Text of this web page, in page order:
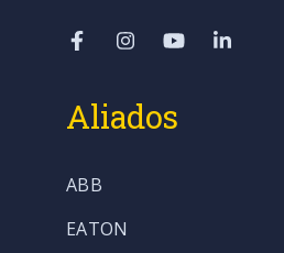
Aliados
ABB
EATON